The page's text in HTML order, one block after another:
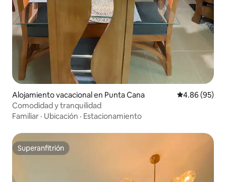
Alojamiento vacacional en Punta Cana Calificación
4.86 (95)
Comodidad y tranquilidad
Familiar · Ubicación · Estacionamiento
Superanfitrión
Superanfitrión